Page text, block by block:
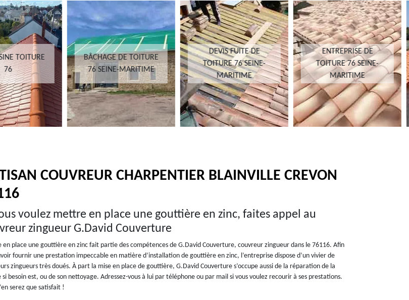
DE TOITURE
MARITIME
DEVIS FUITE DE
TOITURE 76 SEINE-
MARITIME
ENTREPRISE DE
TOITURE 76 SEINE-
MARITIME
DEVIS TOITURE 76
SEINE-MARITIME
COUVREUR CHARPENTIER BLAINVILLE CREVON
voulez mettre en place une gouttière en zinc, faites appel au
zingueur G.David Couverture
en place une gouttière en zinc fait partie des compétences de G.David Couverture, couvreur zingueur dans le 76116. Afin
fournir une prestation impeccable en matière d’installation de gouttière en zinc, l’entreprise dispose d’un vivier de
zingueurs très doués. À part la mise en place de gouttière, G.David Couverture s’occupe aussi de la réparation de la
besoin est, ou de son nettoyage. Adressez-vous à lui par téléphone ou par mail si vous voulez recourir à ses prestations.
serez que satisfait !